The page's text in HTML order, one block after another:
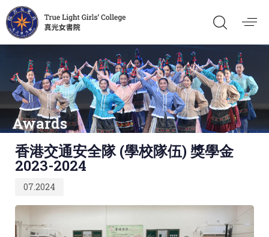
Awards
香港交通安全隊 (學校隊伍) 獎學金
2023-2024
on:
07.2024